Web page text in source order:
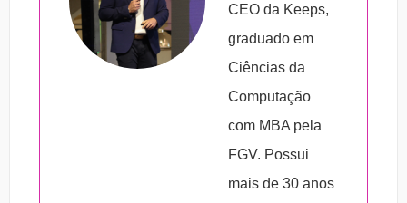
CEO da Keeps,
graduado em
Ciências da
Computação
com MBA pela
FGV. Possui
mais de 30 anos